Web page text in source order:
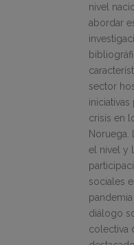
nivel
abordar
sector
crisis en
Noruega.
el nivel y
sociales
diálogo
colectiva